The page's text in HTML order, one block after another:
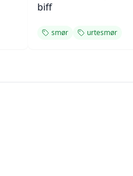
biff
smør urtesmør